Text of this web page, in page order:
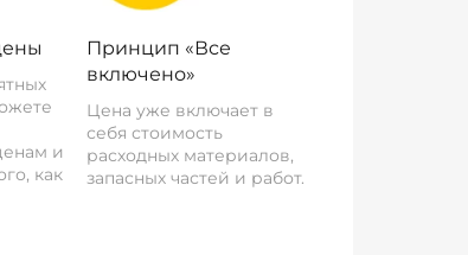
и
как
Принцип «Все
включено»
Цена уже включает в
себя стоимость
расходных материалов,
запасных частей и работ.